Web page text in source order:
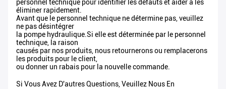
personnel technique pour identifier les défauts et aider à les
éliminer rapidement.
Avant que le personnel technique ne détermine pas, veuillez
ne pas désintégrer
la pompe hydraulique.Si elle est déterminée par le personnel
technique, la raison
causés par nos produits, nous retournerons ou remplacerons
les produits pour le client,
ou donner un rabais pour la nouvelle commande.
Si Vous Avez D'autres Questions, Veuillez Nous En